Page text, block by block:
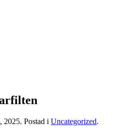
2025. Postad i Uncategorized.